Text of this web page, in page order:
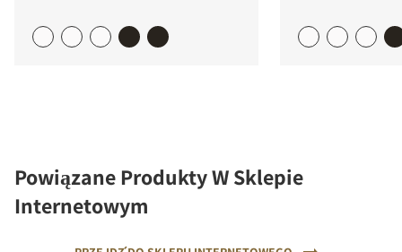
Powiązane Produkty W Sklepie
Internetowym